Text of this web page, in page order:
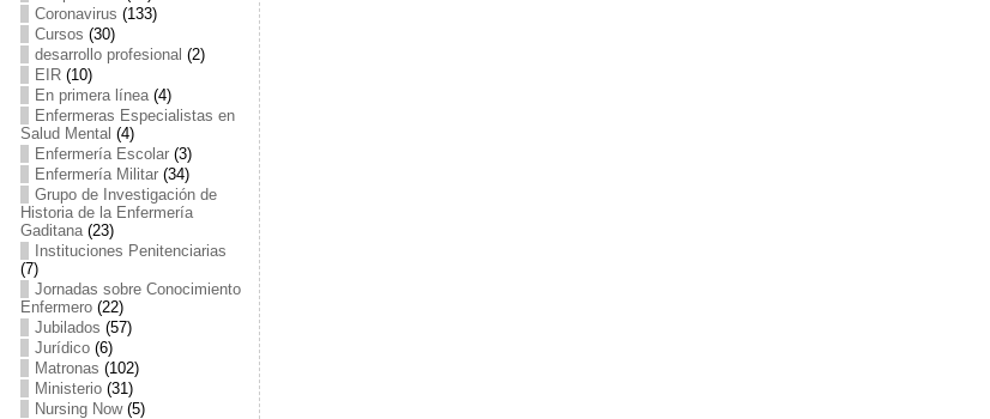
Coronavirus (133)
Cursos (30)
desarrollo profesional (2)
EIR(10)
En primera línea(4)
Enfermeras Especialistas en
Salud Mental (4)
Enfermería Escolar(3)
Enfermería Militar(34)
Grupo de Investigación de
Historia de la Enfermería
Gaditana(23)
Instituciones Penitenciarias
(7)
Jornadas sobre Conocimiento
Enfermero(22)
Jubilados (57)
Jurídico(6)
Matronas (102)
Ministerio(31)
Nursing Now(5)